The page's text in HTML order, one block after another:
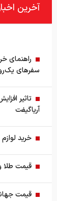
آخرین
راهنمای
سفرهای
تاثیر
آریاگیفت
خرید
قیمت طلا و
قیمت جهانی